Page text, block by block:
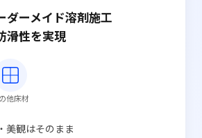
ダーメイド溶剤施工
滑性を実現
他床材
美観はそのまま